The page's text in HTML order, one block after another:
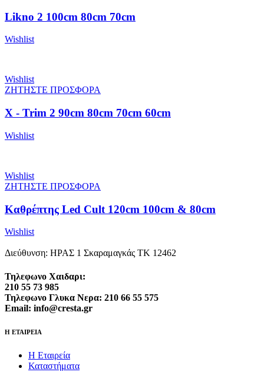
Likno 2 100cm 80cm 70cm
Wishlist
Wishlist
ΖΗΤΗΣΤΕ ΠΡΟΣΦΟΡΑ
X - Trim 2 90cm 80cm 70cm 60cm
Wishlist
Wishlist
ΖΗΤΗΣΤΕ ΠΡΟΣΦΟΡΑ
Καθρέπτης Led Cult 120cm 100cm & 80cm
Wishlist
Διεύθυνση: ΗΡΑΣ 1 Σκαραμαγκάς ΤΚ 12462
Τηλεφωνο Χαιδαρι:
210 55 73 985
Τηλεφωνο Γλυκα Νερα: 210 66 55 575
Email: info@cresta.gr
Η ΕΤΑΙΡΕΙΑ
Η Εταιρεία
Καταστήματα